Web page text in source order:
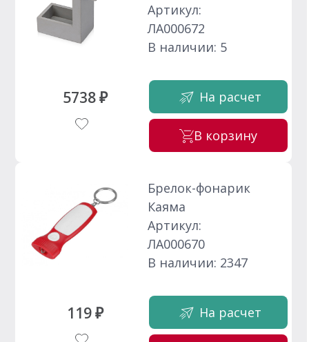
5738 ₽
Артикул:
ЛА000672
В наличии: 5
На расчет
В корзину
119 ₽
Брелок-фонарик
Каяма
Артикул:
ЛА000670
В наличии: 2347
На расчет